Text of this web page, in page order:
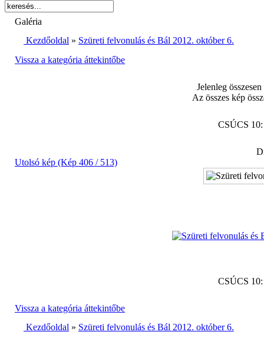
Galéria
Kezdőoldal » Szüreti felvonulás és Bál 2012. október 6.
Vissza a kategória áttekintőbe
Jelenleg
Az összes kép
CSÚCS
Utolsó kép (Kép 406 / 513)
CSÚCS
Vissza a kategória áttekintőbe
Kezdőoldal » Szüreti felvonulás és Bál 2012. október 6.